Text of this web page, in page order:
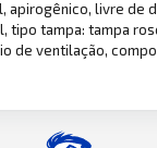
livre de
tipo tampa: tampa
de ventilação,